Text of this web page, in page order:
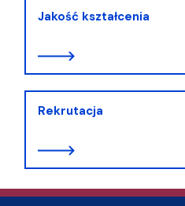
Jakość kształcenia
Rekrutacja